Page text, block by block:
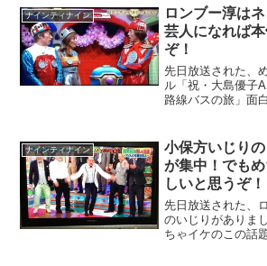
50は、5月25日に
で全裸にな...
ナインティナイン
ロンブー淳は
芸人になれば
ぞ！
先日放送された、
ル「祝・大島優子
路線バスの旅」面
た。でもそれより
ゃギントンに、ロ
ナインティナイン
小保方いじり
が集中！でも
しいと思うぞ！
先日放送された、
のいじりがありま
ちゃイケのこの話